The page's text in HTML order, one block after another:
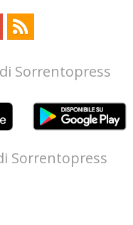
di Sorrentopress
Sorrentopress